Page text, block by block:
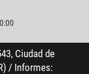
Ciudad de
/ Informes: